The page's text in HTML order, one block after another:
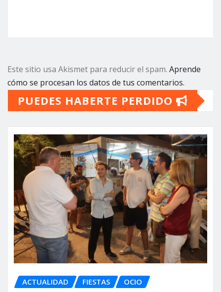
Este sitio usa Akismet para reducir el spam. Aprende
cómo se procesan los datos de tus comentarios.
PUEDES HABERTE PERDIDO
ACTUALIDAD FIESTAS OCIO